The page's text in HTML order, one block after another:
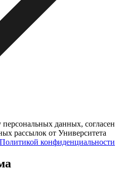
данных, согласен
рассылок от Университета
Политикой конфиденциальности